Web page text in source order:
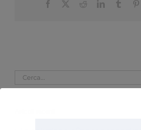
Facebook
RedditLinkedInTumblr
Cerca
per: